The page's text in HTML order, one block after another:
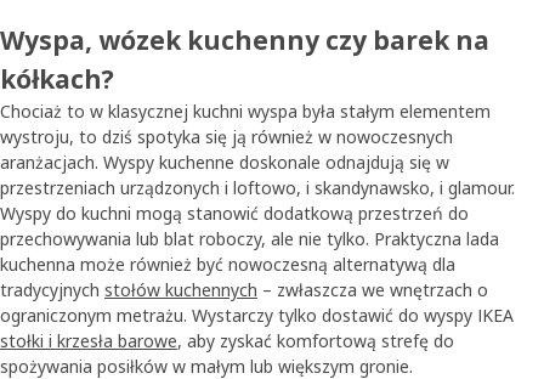
Wyspa, wózek kuchenny czy barek na
kółkach?
Chociaż to w klasycznej kuchni wyspa była stałym elementem
wystroju, to dziś spotyka się ją również w nowoczesnych
aranżacjach. Wyspy kuchenne doskonale odnajdują się w
przestrzeniach urządzonych i loftowo, i skandynawsko, i glamour.
Wyspy do kuchni mogą stanowić dodatkową przestrzeń do
przechowywania lub blat roboczy, ale nie tylko. Praktyczna lada
kuchenna może również być nowoczesną alternatywą dla
tradycyjnych stołów kuchennych – zwłaszcza we wnętrzach o
ograniczonym metrażu. Wystarczy tylko dostawić do wyspy IKEA
stołki i krzesła barowe, aby zyskać komfortową strefę do
spożywania posiłków w małym lub większym gronie.